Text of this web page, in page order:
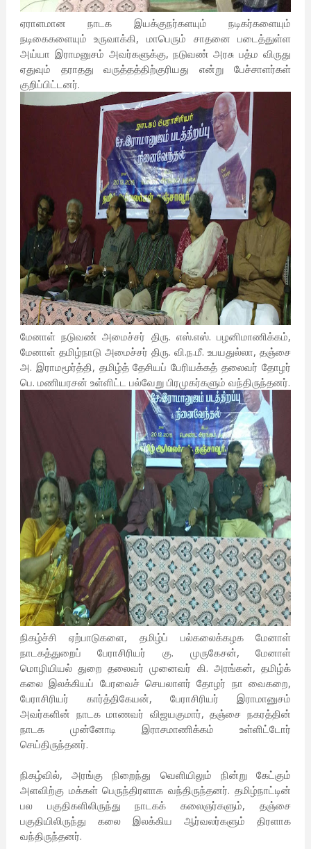
ஏராளமான நாடக இயக்குநர்களயும் நடிகர்களையும்
நடிகைகளையும் உருவாக்கி, மாபெரும் சாதனை படைத்துள்ள
அய்யா இராமனுசம் அவர்களுக்கு, நடுவண் அரசு பத்ம விருது
ஏதுவும் தராதது வருத்தத்திற்குரியது என்று பேச்சாளர்கள்
குறிப்பிட்டனர்.
மேனாள் நடுவண் அமைச்சர் திரு. எஸ்.எஸ். பழனிமாணிக்கம்,
மேனாள் தமிழ்நாடு அமைச்சர் திரு. வி.ந.மீ. உபயதுல்லா, தஞ்சை
அ. இராமமூர்த்தி, தமிழ்த் தேசியப் பேரியக்கத் தலைவர் தோழர்
பெ. மணியரசன் உள்ளிட்ட பல்வேறு பிரமுகர்களும் வந்திருந்தனர்.
நிகழ்ச்சி ஏற்பாடுகளை, தமிழ்ப் பல்கலைக்கழக மேனாள்
நாடகத்துறைப் பேராசிரியர் கு. முருகேசன், மேனாள்
மொழியியல் துறை தலைவர் முனைவர் கி. அரங்கன், தமிழ்க்
கலை இலக்கியப் பேரவைச் செயலாளர் தோழர் நா வைகறை,
பேராசிரியர் கார்த்திகேயன், பேராசிரியர் இராமானுசம்
அவர்களின் நாடக மாணவர் விஜயகுமார், தஞ்சை நகரத்தின்
நாடக முன்னோடி இராசமாணிக்கம் உள்ளிட்டோர்
செய்திருந்தனர்.
நிகழ்வில், அரங்கு நிறைந்து வெளியிலும் நின்று கேட்கும்
அளவிற்கு மக்கள் பெருந்திரளாக வந்திருந்தனர். தமிழ்நாட்டின்
பல பகுதிகளிலிருந்து நாடகக் கலைஞர்களும், தஞ்சை
பகுதியிலிருந்து கலை இலக்கிய ஆர்வலர்களும் திரளாக
வந்திருந்தனர்.